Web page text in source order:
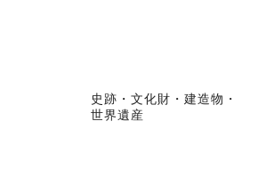
史跡・文化財・建造物・
世界遺産